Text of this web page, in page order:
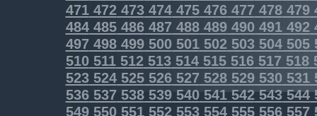
471472473474475476477 478479
484485486487 488489490491492
497498499500501502503504505
510511512513514515516517 518
523524525526527 528529530 531
536537538539540541542543544
549550551552553554555556557